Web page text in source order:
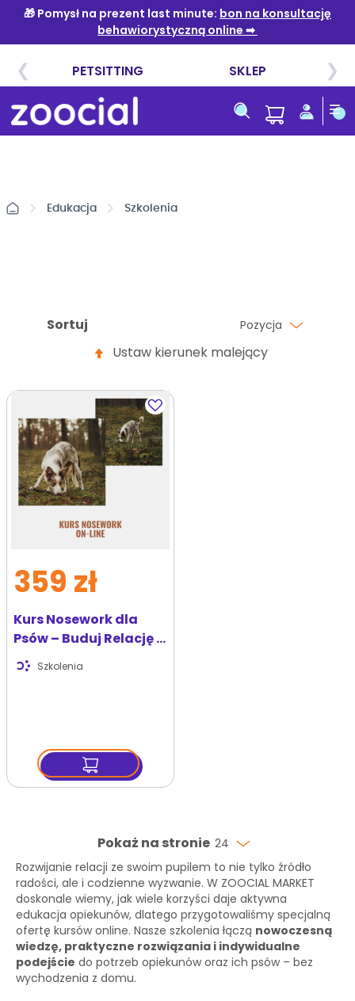
do
treści
Edukacja Szkolenia
Sortuj Pozycja
Ustaw kierunek malejący
Dodaj
do
ulubionych
Kurs Nosework dla
Psów – Buduj Relację i
Baw się Razem!
359 zł
Szkolenia
Pokaż na stronie 24
Rozwijanie relacji ze swoim pupilem to nie tylko źródło
radości, ale i codzienne wyzwanie. W ZOOCIAL MARKET
doskonale wiemy, jak wiele korzyści daje aktywna
edukacja opiekunów, dlatego przygotowaliśmy specjalną
ofertę kursów online. Nasze szkolenia łączą nowoczesną
wiedzę, praktyczne rozwiązania i indywidualne
podejście do potrzeb opiekunów oraz ich psów – bez
wychodzenia z domu.